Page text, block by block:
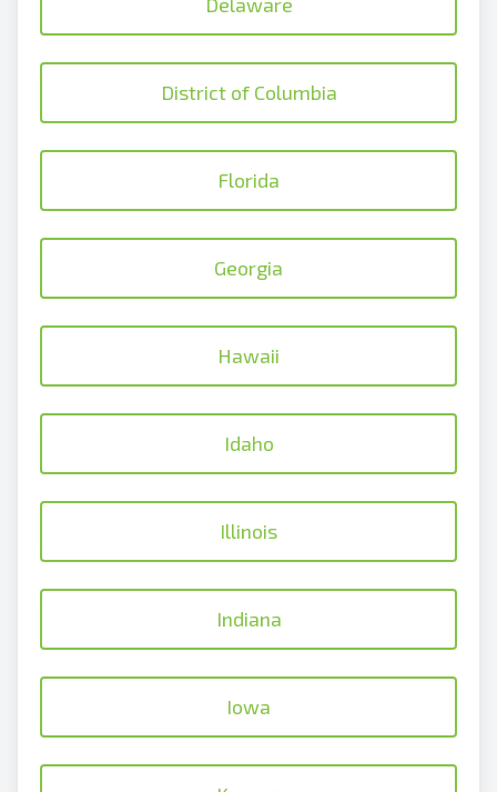
District of Columbia
Florida
Georgia
Hawaii
Idaho
Illinois
Indiana
Iowa